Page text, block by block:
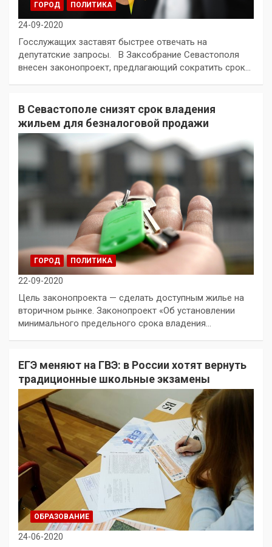
ГОРОД ПОЛИТИКА
24-09-2020
Госслужащих заставят быстрее отвечать на
депутатские запросы. В Заксобрание Севастополя
внесен законопроект, предлагающий сократить срок…
В Севастополе снизят срок владения
жильем для безналоговой продажи
ГОРОД ПОЛИТИКА
22-09-2020
Цель законопроекта — сделать доступным жилье на
вторичном рынке. Законопроект «Об установлении
минимального предельного срока владения…
ЕГЭ меняют на ГВЭ: в России хотят вернуть
традиционные школьные экзамены
ОБРАЗОВАНИЕ
24-06-2020